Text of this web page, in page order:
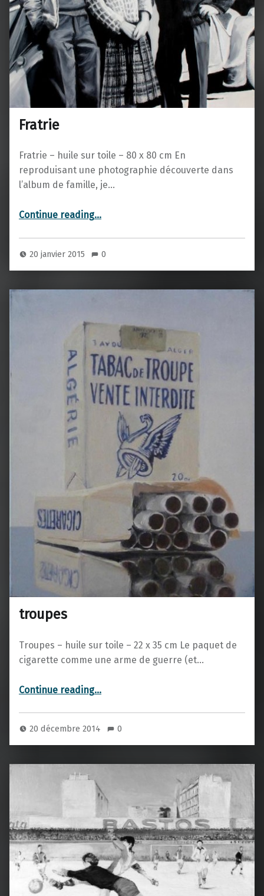
Fratrie
Fratrie – huile sur toile – 80 x 80 cm En
reproduisant une photographie découverte dans
l’album de famille, je…
Continue reading…
20 janvier 2015 0
troupes
Troupes – huile sur toile – 22 x 35 cm Le paquet de
cigarette comme une arme de guerre (et…
Continue reading…
20 décembre 2014 0